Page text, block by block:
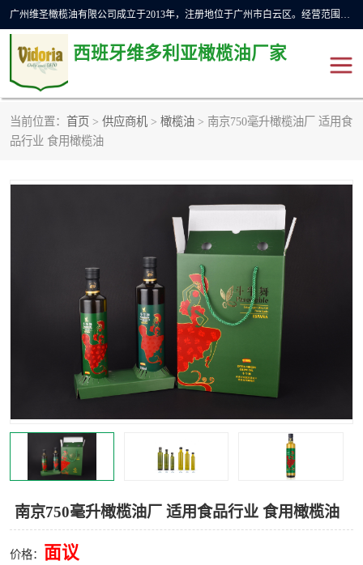
广州维圣橄榄油有限公司成立于2013年，注册地位于广州市白云区。经营范围包括饲料原料销售;畜牧渔业饲料销售;化妆品批发;贸易经纪;食品进出口等，主要产品有：橄榄果渣油，橄榄油，纯橄榄油等。
西班牙维多利亚橄榄油厂家
当前位置： 首页 > 供应商机 > 橄榄油 > 南京750毫升橄榄油厂 适用食
品行业 食用橄榄油
南京750毫升橄榄油厂 适用食品行业 食用橄榄油
价格： 面议
橄榄油